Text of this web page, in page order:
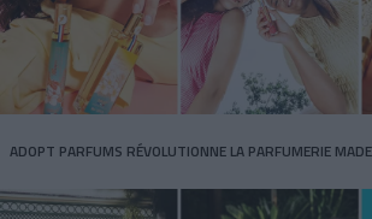
ADOPT PARFUMS RÉVOLUTIONNE LA PARFUMERIE